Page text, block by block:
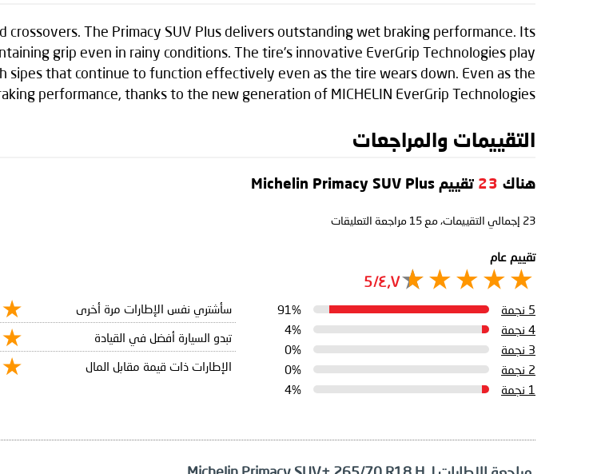
crossovers. The Primacy SUV Plus delivers outstanding wet braking performance. Its
grip even in rainy conditions. The tire’s innovative EverGrip Technologies play
sipes that continue to function effectively even as the tire wears down. Even as the
performance, thanks to the new generation of MICHELIN EverGrip Technologies.
التقييمات والمراجعات
هناك 23 تقييم Michelin Primacy SUV Plus
23 إجمالي التقييمات، مع 15 مراجعة التعليقات
تقييم عام
٤٫٧/5
5 نجمة
91%
4 نجمة
4%
3 نجمة
0%
2 نجمة
0%
1 نجمة
4%
سأشتري نفس الإطارات مرة أخرى
تبدو السيارة أفضل في القيادة
الإطارات ذات قيمة مقابل المال